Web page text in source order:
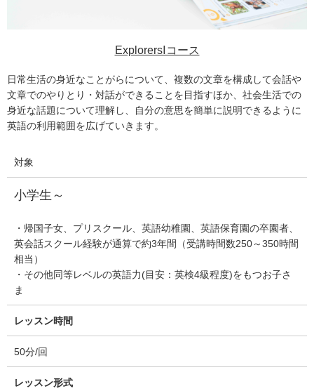
ExplorersⅠコース
日常生活の身近なことがらについて、複数の文章を構成して会話や
文章でのやりとり・対話ができることを目指すほか、社会生活での
身近な話題について理解し、自分の意思を簡単に説明できるように
英語の利用範囲を広げていきます。
対象
小学生～
・帰国子女、プリスクール、英語幼稚園、英語保育園の卒園者、
英会話スクール経験が通算で約3年間（受講時間数250～350時間
相当）
・その他同等レベルの英語力(目安：英検4級程度)をもつお子さ
ま
レッスン時間
50分/回
レッスン形式